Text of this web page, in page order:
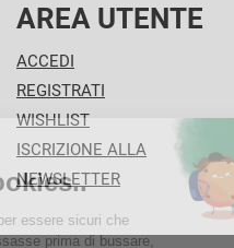
AREA UTENTE
ACCEDI
REGISTRATI
WISHLIST
ISCRIZIONE ALLA
NEWSLETTER